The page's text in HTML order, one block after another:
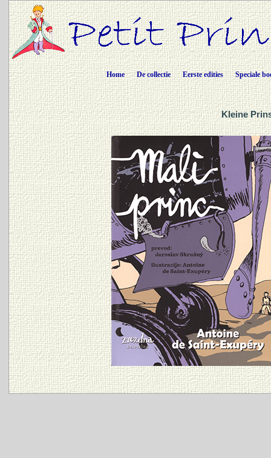
Home De collectie Eerste edities Speciale
Kleine